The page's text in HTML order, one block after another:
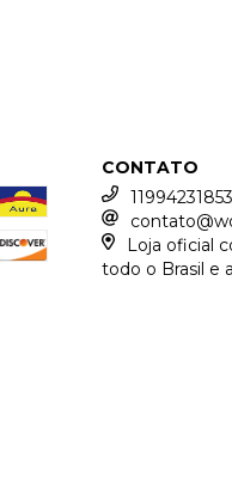
CONTATO
11994231853
Loja oficial
todo o Brasil e